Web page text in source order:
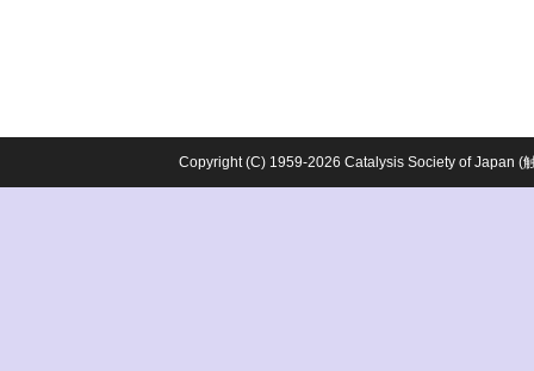
Copyright (C) 1959-2026 Catalysis Society of Japan (